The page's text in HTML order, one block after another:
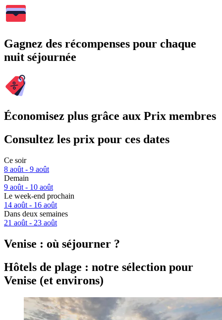
Gagnez des récompenses pour chaque
nuit séjournée
Économisez plus grâce aux Prix membres
Consultez les prix pour ces dates
Ce soir
8 août - 9 août
Demain
9 août - 10 août
Le week-end prochain
14 août - 16 août
Dans deux semaines
21 août - 23 août
Venise : où séjourner ?
Hôtels de plage : notre sélection pour
Venise (et environs)